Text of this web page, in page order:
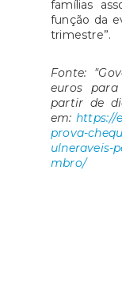
famílias
função da
trimestre”.
Fonte:
euros
partir de
em: https://
prova-
ulneraveis-
mbro/